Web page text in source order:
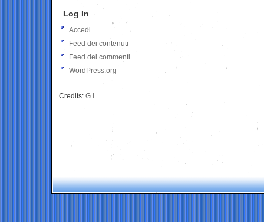
Log In
Accedi
Feed dei contenuti
Feed dei commenti
WordPress.org
Credits: G.I